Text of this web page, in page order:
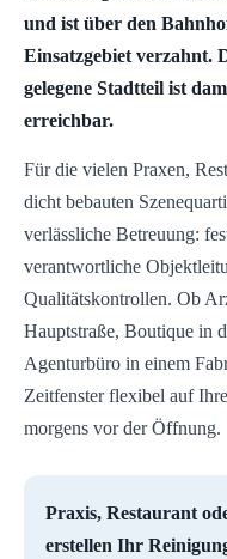
und ist über den
Einsatzgebiet verzahnt.
gelegene Stadtteil ist
erreichbar.
Für die vielen Praxen,
dicht bebauten
verlässliche Betreuung:
verantwortliche
Qualitätskontrollen. Ob
Hauptstraße, Boutique in
Agenturbüro in einem
Zeitfenster flexibel auf
morgens vor der Öffnung.
Praxis, Restaurant
erstellen Ihr